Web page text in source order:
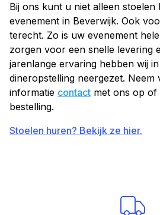
Bij ons kunt u niet alleen
evenement in Beverwijk. Ook
terecht. Zo is uw evenement
zorgen voor een snelle levering
jarenlange ervaring hebben wij
dineropstelling neergezet. Neem
informatie contact met ons op of
bestelling.
Stoelen huren? Bekijk ze hier.